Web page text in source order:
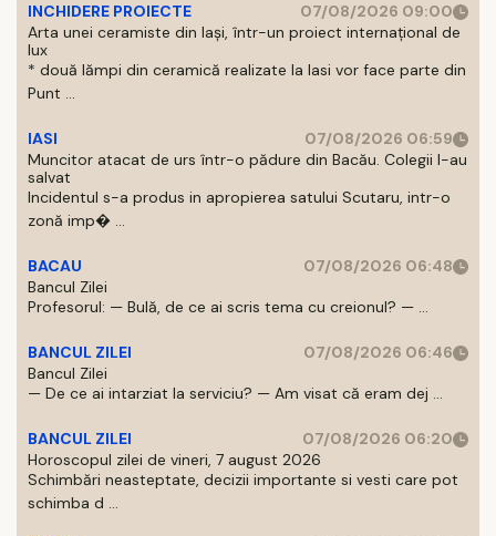
INCHIDERE PROIECTE
07/08/2026 09:00
Arta unei ceramiste din Iași, într-un proiect internațional de
lux
* două lămpi din ceramică realizate la Iasi vor face parte din
Punt ...
IASI
07/08/2026 06:59
Muncitor atacat de urs într-o pădure din Bacău. Colegii l-au
salvat
Incidentul s-a produs in apropierea satului Scutaru, intr-o
zonă imp� ...
BACAU
07/08/2026 06:48
Bancul Zilei
Profesorul: — Bulă, de ce ai scris tema cu creionul? — ...
BANCUL ZILEI
07/08/2026 06:46
Bancul Zilei
— De ce ai intarziat la serviciu? — Am visat că eram dej ...
BANCUL ZILEI
07/08/2026 06:20
Horoscopul zilei de vineri, 7 august 2026
Schimbări neasteptate, decizii importante si vesti care pot
schimba d ...